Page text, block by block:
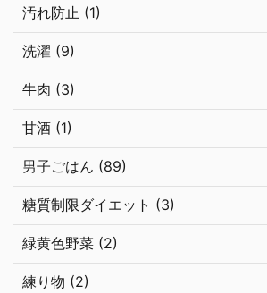
汚れ防止 (1)
洗濯 (9)
牛肉 (3)
甘酒 (1)
男子ごはん (89)
糖質制限ダイエット (3)
緑黄色野菜 (2)
練り物 (2)